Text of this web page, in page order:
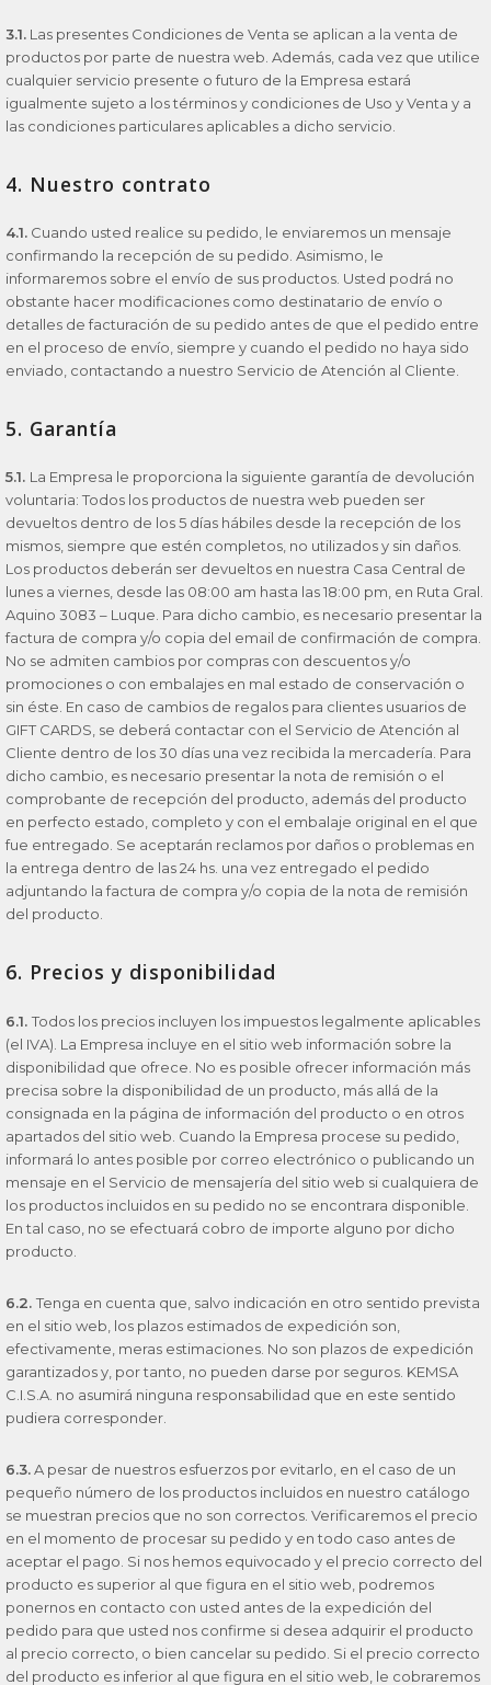
3.1. Las presentes Condiciones de Venta se aplican a la venta de
productos por parte de nuestra web. Además, cada vez que utilice
cualquier servicio presente o futuro de la Empresa estará
igualmente sujeto a los términos y condiciones de Uso y Venta y a
las condiciones particulares aplicables a dicho servicio.
4. Nuestro contrato
4.1. Cuando usted realice su pedido, le enviaremos un mensaje
confirmando la recepción de su pedido. Asimismo, le
informaremos sobre el envío de sus productos. Usted podrá no
obstante hacer modificaciones como destinatario de envío o
detalles de facturación de su pedido antes de que el pedido entre
en el proceso de envío, siempre y cuando el pedido no haya sido
enviado, contactando a nuestro Servicio de Atención al Cliente.
5. Garantía
5.1. La Empresa le proporciona la siguiente garantía de devolución
voluntaria: Todos los productos de nuestra web pueden ser
devueltos dentro de los 5 días hábiles desde la recepción de los
mismos, siempre que estén completos, no utilizados y sin daños.
Los productos deberán ser devueltos en nuestra Casa Central de
lunes a viernes, desde las 08:00 am hasta las 18:00 pm, en Ruta Gral.
Aquino 3083 – Luque. Para dicho cambio, es necesario presentar la
factura de compra y/o copia del email de confirmación de compra.
No se admiten cambios por compras con descuentos y/o
promociones o con embalajes en mal estado de conservación o
sin éste. En caso de cambios de regalos para clientes usuarios de
GIFT CARDS, se deberá contactar con el Servicio de Atención al
Cliente dentro de los 30 días una vez recibida la mercadería. Para
dicho cambio, es necesario presentar la nota de remisión o el
comprobante de recepción del producto, además del producto
en perfecto estado, completo y con el embalaje original en el que
fue entregado. Se aceptarán reclamos por daños o problemas en
la entrega dentro de las 24 hs. una vez entregado el pedido
adjuntando la factura de compra y/o copia de la nota de remisión
del producto.
6. Precios y disponibilidad
6.1. Todos los precios incluyen los impuestos legalmente aplicables
(el IVA). La Empresa incluye en el sitio web información sobre la
disponibilidad que ofrece. No es posible ofrecer información más
precisa sobre la disponibilidad de un producto, más allá de la
consignada en la página de información del producto o en otros
apartados del sitio web. Cuando la Empresa procese su pedido,
informará lo antes posible por correo electrónico o publicando un
mensaje en el Servicio de mensajería del sitio web si cualquiera de
los productos incluidos en su pedido no se encontrara disponible.
En tal caso, no se efectuará cobro de importe alguno por dicho
producto.
6.2. Tenga en cuenta que, salvo indicación en otro sentido prevista
en el sitio web, los plazos estimados de expedición son,
efectivamente, meras estimaciones. No son plazos de expedición
garantizados y, por tanto, no pueden darse por seguros. KEMSA
C.I.S.A. no asumirá ninguna responsabilidad que en este sentido
pudiera corresponder.
6.3.A pesar de nuestros esfuerzos por evitarlo, en el caso de un
pequeño número de los productos incluidos en nuestro catálogo
se muestran precios que no son correctos. Verificaremos el precio
en el momento de procesar su pedido y en todo caso antes de
aceptar el pago. Si nos hemos equivocado y el precio correcto del
producto es superior al que figura en el sitio web, podremos
ponernos en contacto con usted antes de la expedición del
pedido para que usted nos confirme si desea adquirir el producto
al precio correcto, o bien cancelar su pedido. Si el precio correcto
del producto es inferior al que figura en el sitio web, le cobraremos